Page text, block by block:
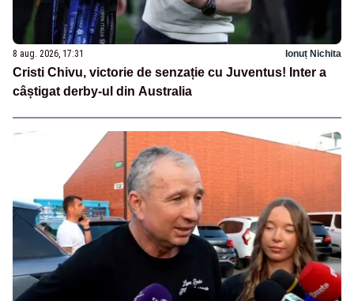
8 aug. 2026, 17:31 Ionuț Nichita
Cristi Chivu, victorie de senzație cu Juventus! Inter a
câștigat derby-ul din Australia